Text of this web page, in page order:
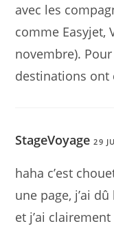
avec les
comme Easyjet,
novembre).
destinations ont
StageVoyage 29
haha c’est
une page, j’ai
et j’ai